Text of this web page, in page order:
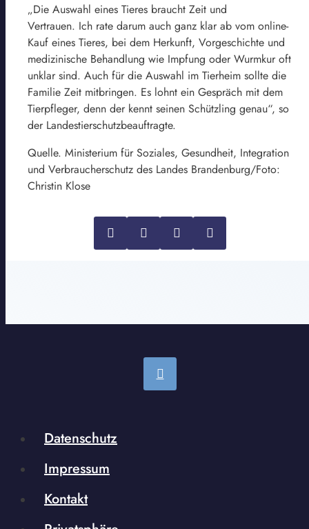
„Die Auswahl eines Tieres braucht Zeit und
Vertrauen. Ich rate darum auch ganz klar ab vom online-
Kauf eines Tieres, bei dem Herkunft, Vorgeschichte und
medizinische Behandlung wie Impfung oder Wurmkur oft
unklar sind. Auch für die Auswahl im Tierheim sollte die
Familie Zeit mitbringen. Es lohnt ein Gespräch mit dem
Tierpfleger, denn der kennt seinen Schützling genau“, so
der Landestierschutzbeauftragte.
Quelle. Ministerium für Soziales, Gesundheit, Integration
und Verbraucherschutz des Landes Brandenburg/Foto:
Christin Klose
Datenschutz
Impressum
Kontakt